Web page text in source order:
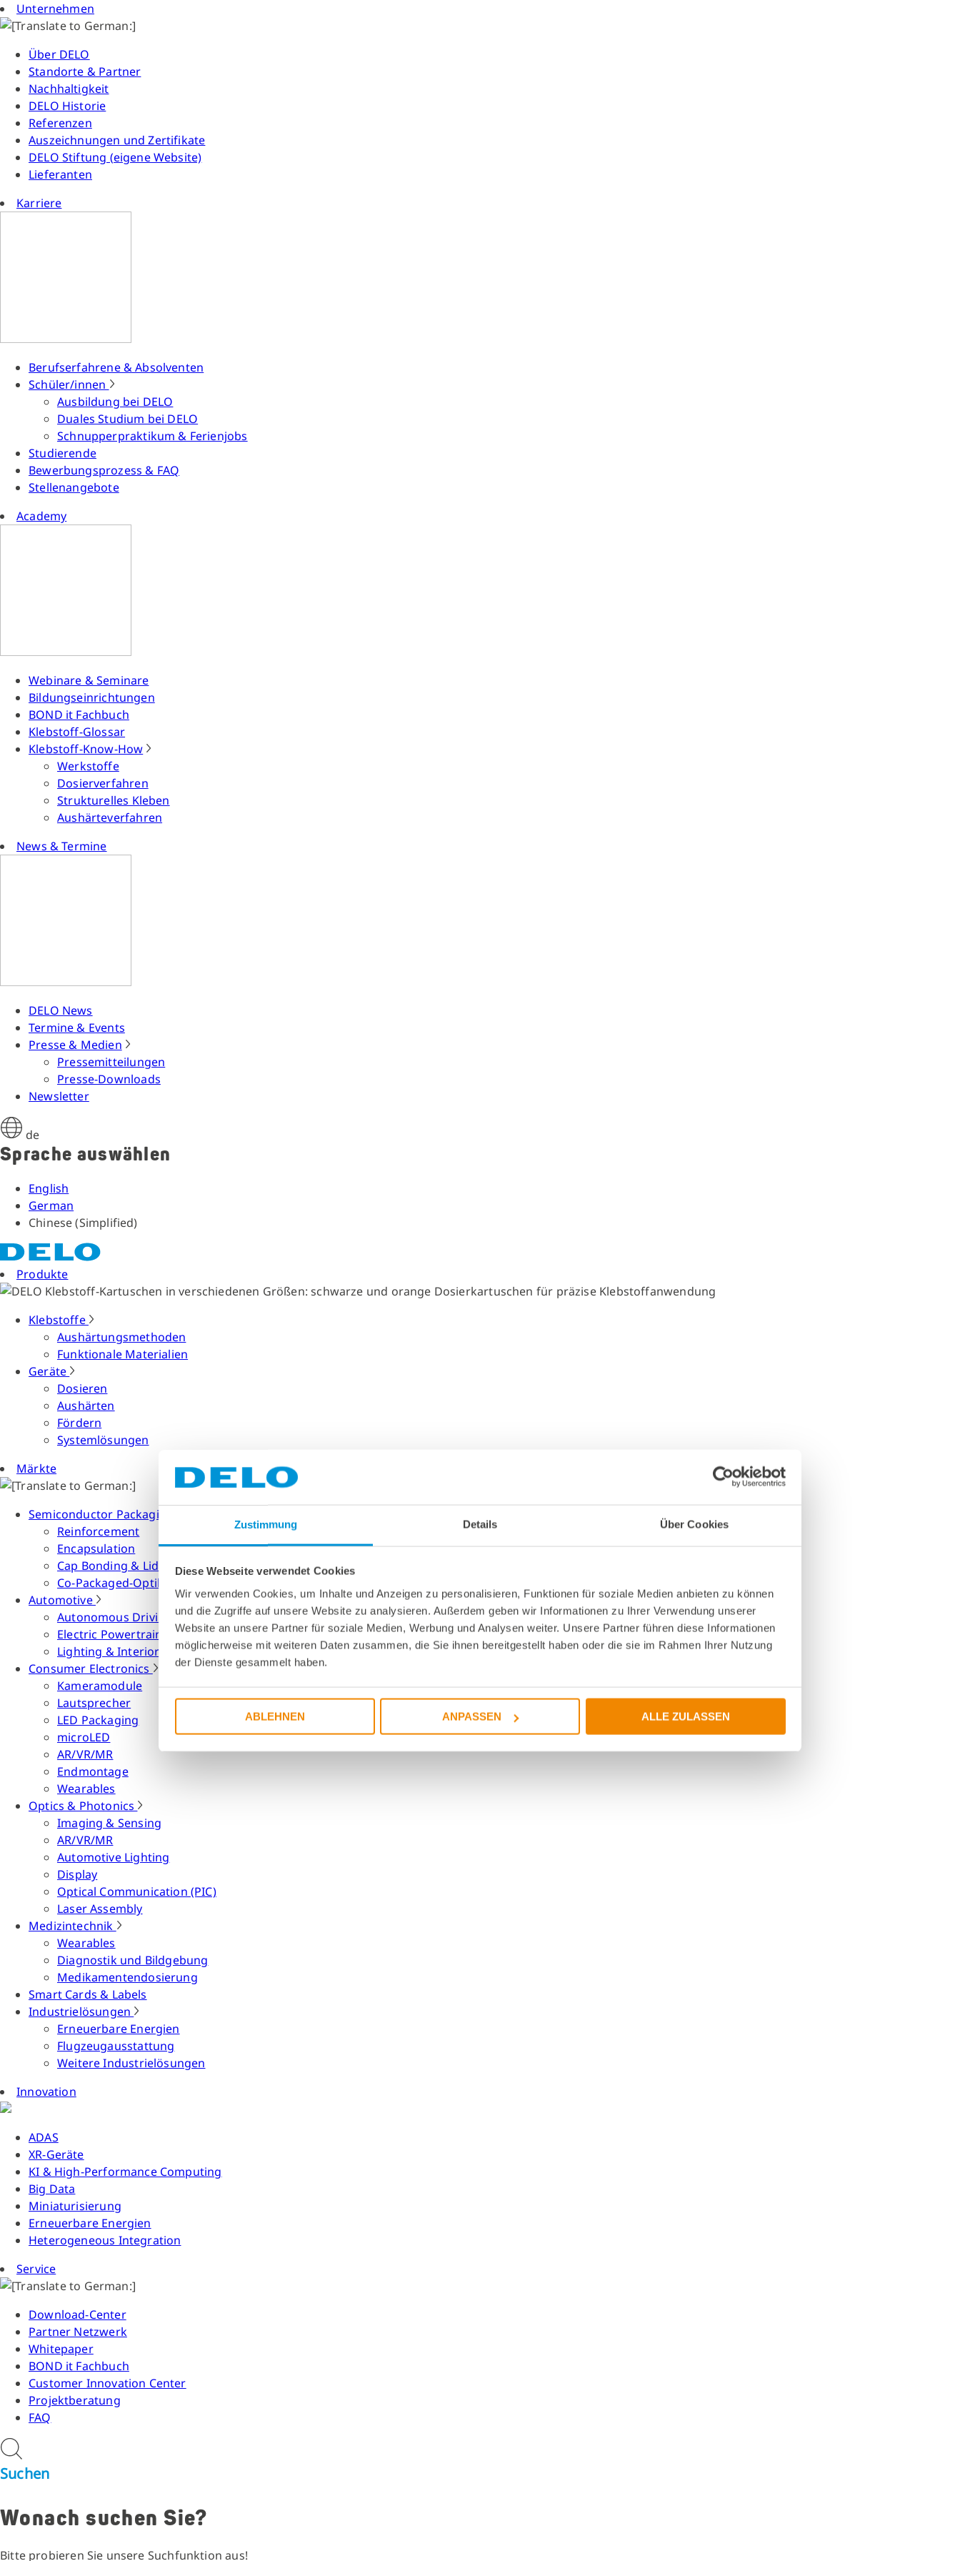
Zustimmung Details Über Cookies
Diese Webseite verwendet Cookies
Wir verwenden Cookies, um Inhalte und Anzeigen zu personalisieren, Funktionen für soziale Medien anbieten zu können
und die Zugriffe auf unsere Website zu analysieren. Außerdem geben wir Informationen zu Ihrer Verwendung unserer
Website an unsere Partner für soziale Medien, Werbung und Analysen weiter. Unsere Partner führen diese Informationen
möglicherweise mit weiteren Daten zusammen, die Sie ihnen bereitgestellt haben oder die sie im Rahmen Ihrer Nutzung
der Dienste gesammelt haben.
ABLEHNEN ANPASSEN ALLE ZULASSEN
Unternehmen
Über DELO
Standorte & Partner
Nachhaltigkeit
DELO Historie
Referenzen
Auszeichnungen und Zertifikate
DELO Stiftung (eigene Website)
Lieferanten
Karriere
Berufserfahrene & Absolventen
Schüler/innen
Ausbildung bei DELO
Duales Studium bei DELO
Schnupperpraktikum & Ferienjobs
Studierende
Bewerbungsprozess & FAQ
Stellenangebote
Academy
Webinare & Seminare
Bildungseinrichtungen
BOND it Fachbuch
Klebstoff-Glossar
Klebstoff-Know-How
Werkstoffe
Dosierverfahren
Strukturelles Kleben
Aushärteverfahren
News & Termine
DELO News
Termine & Events
Presse & Medien
Pressemitteilungen
Presse-Downloads
Newsletter
de
Sprache auswählen
English
German
Chinese (Simplified)
Produkte
Klebstoffe
Aushärtungsmethoden
Funktionale Materialien
Geräte
Dosieren
Aushärten
Fördern
Systemlösungen
Märkte
Semiconductor Packaging
Reinforcement
Encapsulation
Cap Bonding & Lid Attach
Co-Packaged-Optiken
Automotive
Autonomous Driving
Electric Powertrain
Lighting & Interior
Consumer Electronics
Kameramodule
Lautsprecher
LED Packaging
microLED
AR/VR/MR
Endmontage
Wearables
Optics & Photonics
Imaging & Sensing
AR/VR/MR
Automotive Lighting
Display
Optical Communication (PIC)
Laser Assembly
Medizintechnik
Wearables
Diagnostik und Bildgebung
Medikamentendosierung
Smart Cards & Labels
Industrielösungen
Erneuerbare Energien
Flugzeugausstattung
Weitere Industrielösungen
Innovation
ADAS
XR-Geräte
KI & High-Performance Computing
Big Data
Miniaturisierung
Erneuerbare Energien
Heterogeneous Integration
Service
Download-Center
Partner Netzwerk
Whitepaper
BOND it Fachbuch
Customer Innovation Center
Projektberatung
FAQ
Suchen
Wonach suchen Sie?
Bitte probieren Sie unsere Suchfunktion aus!